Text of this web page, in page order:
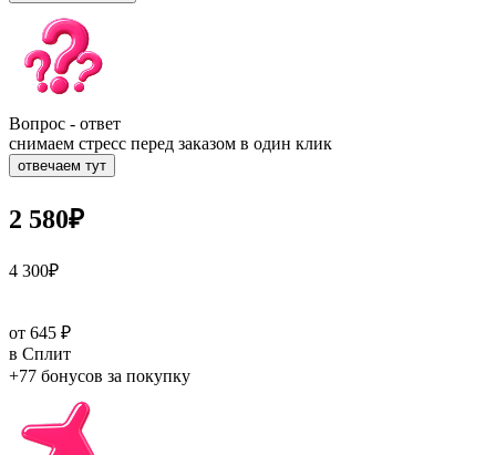
Вопрос - ответ
снимаем стресс перед заказом в один клик
отвечаем тут
2 580₽
4 300₽
от 645 ₽
в Сплит
+77 бонусов за покупку